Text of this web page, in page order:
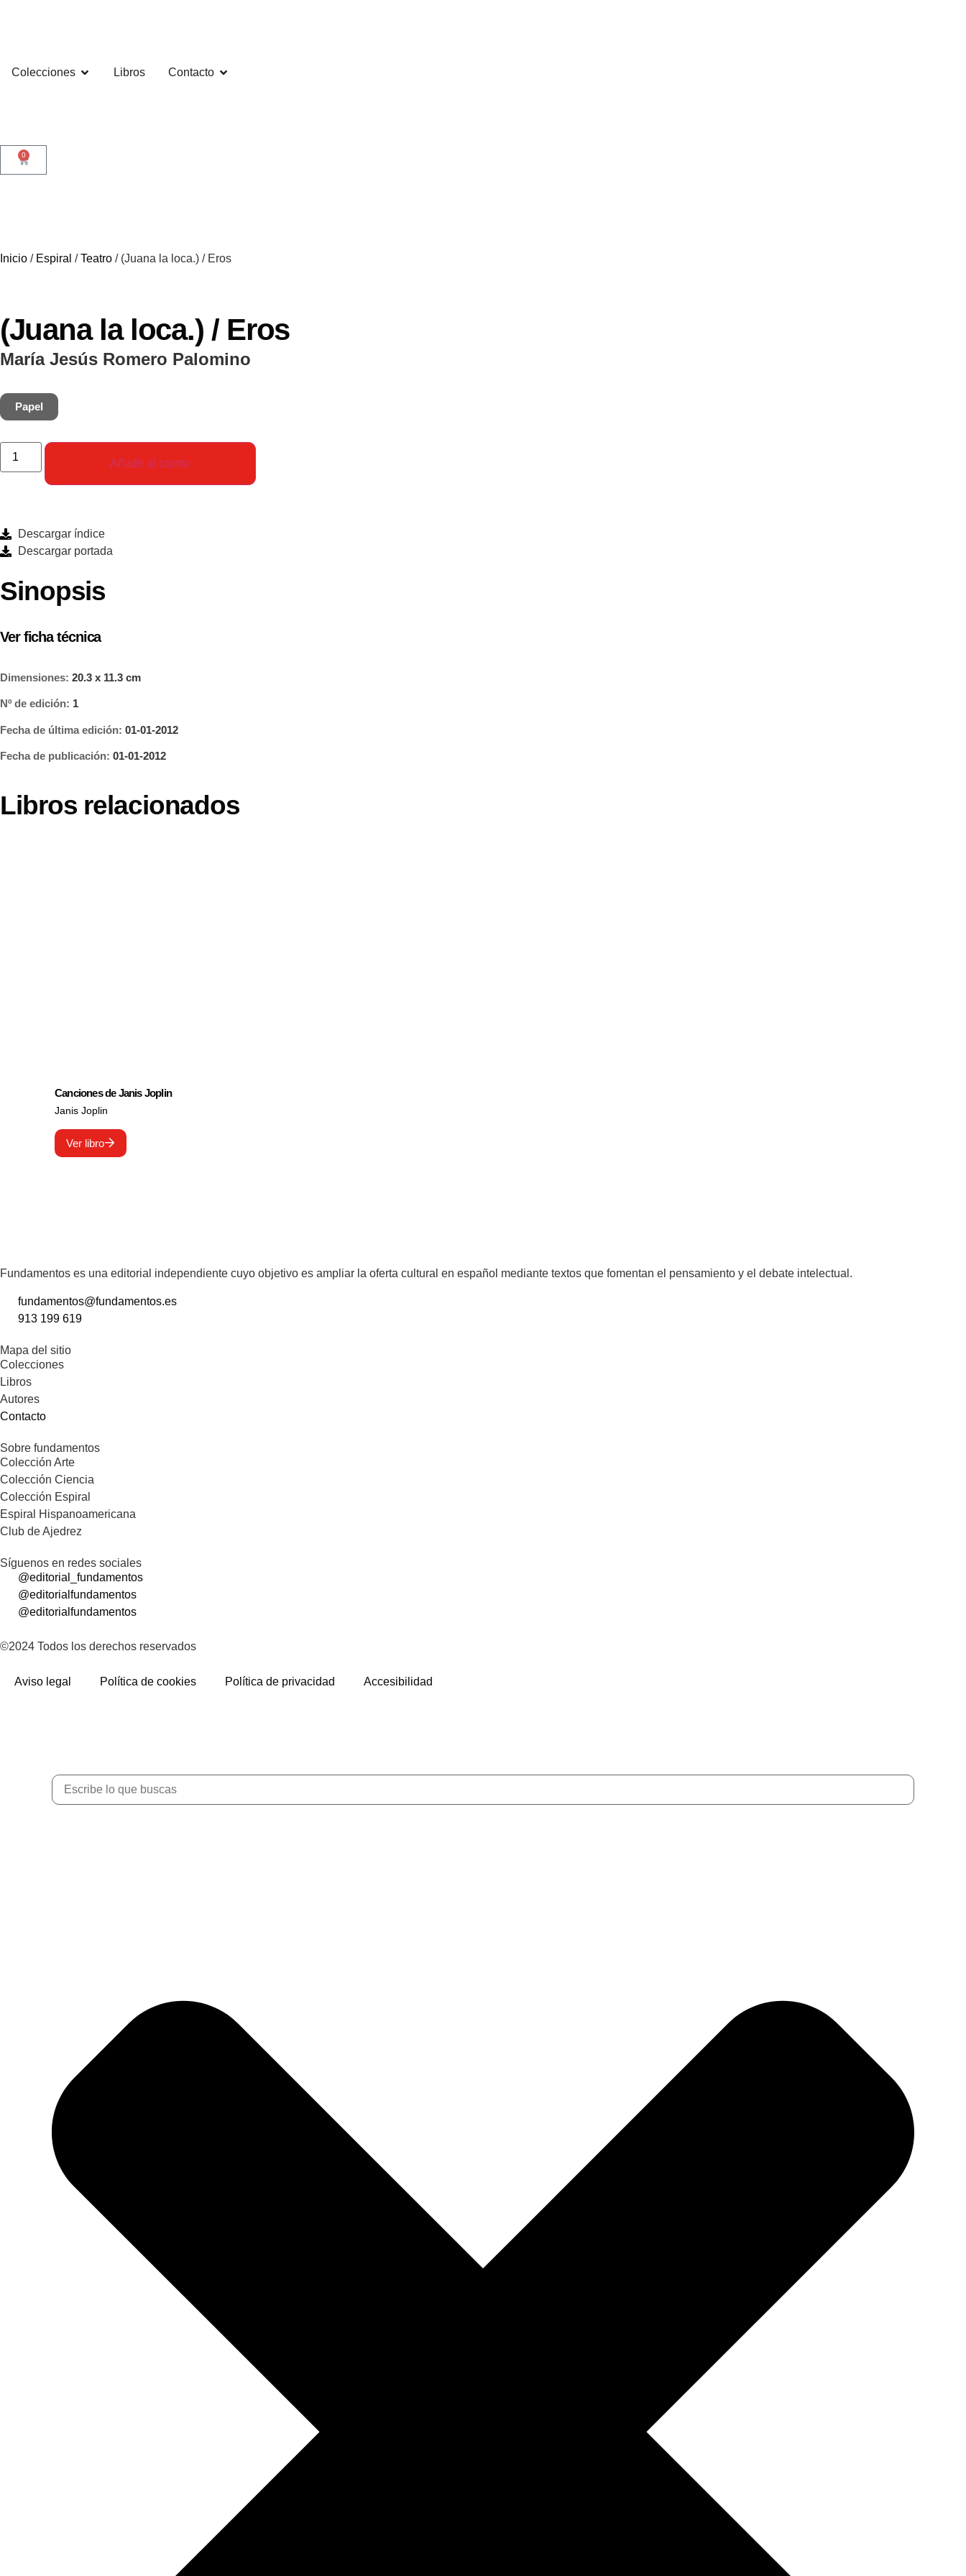
Colecciones Libros Contacto
0
Inicio / Espiral /Teatro / (Juana la loca.) / Eros
(Juana la loca.) / Eros
María Jesús Romero Palomino
Papel
Añadir al carrito
Descargar índice
Descargar portada
Sinopsis
Ver ficha técnica
Dimensiones: 20.3 x 11.3 cm
Nº de edición: 1
Fecha de última edición: 01-01-2012
Fecha de publicación: 01-01-2012
Libros relacionados
Canciones de Janis Joplin
Janis Joplin
Ver libro
Fundamentos es una editorial independiente cuyo objetivo es ampliar la oferta cultural en español mediante textos que fomentan el pensamiento y el debate intelectual.
fundamentos@fundamentos.es
913 199 619
Mapa del sitio
Colecciones
Libros
Autores
Contacto
Sobre fundamentos
Colección Arte
Colección Ciencia
Colección Espiral
Espiral Hispanoamericana
Club de Ajedrez
Síguenos en redes sociales
@editorial_fundamentos
@editorialfundamentos
@editorialfundamentos
©2024 Todos los derechos reservados
Aviso legal Política de cookies Política de privacidad Accesibilidad